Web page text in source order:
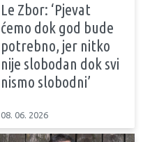
Le Zbor: ‘Pjevat
ćemo dok god bude
potrebno, jer nitko
nije slobodan dok svi
nismo slobodni’
08. 06. 2026